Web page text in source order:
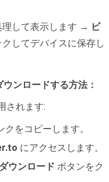
理して表示します → ビ
してデバイスに保存し
ンロードする方法：
されます:
をコピーします。
にアクセスします。
ダウンロード ボタンをク